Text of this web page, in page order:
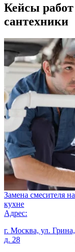
Кейсы работ
сантехники
Замена смесителя на
кухне
Адрес:
г. Москва, ул. Грина,
д. 28